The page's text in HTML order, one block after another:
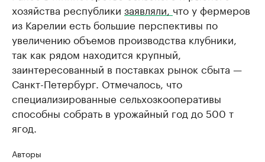
хозяйства республики заявляли, что у фермеров
из Карелии есть большие перспективы по
увеличению объемов производства клубники,
так как рядом находится крупный,
заинтересованный в поставках рынок сбыта —
Санкт-Петербург. Отмечалось, что
специализированные сельхозкооперативы
способны собрать в урожайный год до 500 т
ягод.
Авторы